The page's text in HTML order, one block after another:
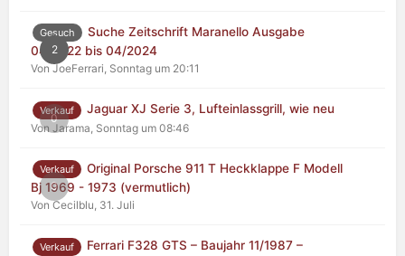
2
Gesuch
Suche Zeitschrift Maranello Ausgabe
04/2022 bis 04/2024
Von JoeFerrari, Sonntag um 20:11
0
Verkauf Jaguar XJ Serie 3, Lufteinlassgrill, wie neu
Von Jarama, Sonntag um 08:46
0
Verkauf
Original Porsche 911 T Heckklappe F Modell
Bj 1969 - 1973 (vermutlich)
Von Cecilblu, 31. Juli
Verkauf
Ferrari F328 GTS – Baujahr 11/1987 –